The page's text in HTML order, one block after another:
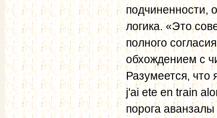
подчиненности,
логика. «Это
полного
обхождением с
Разумеется, что
j'ai ete en train
порога